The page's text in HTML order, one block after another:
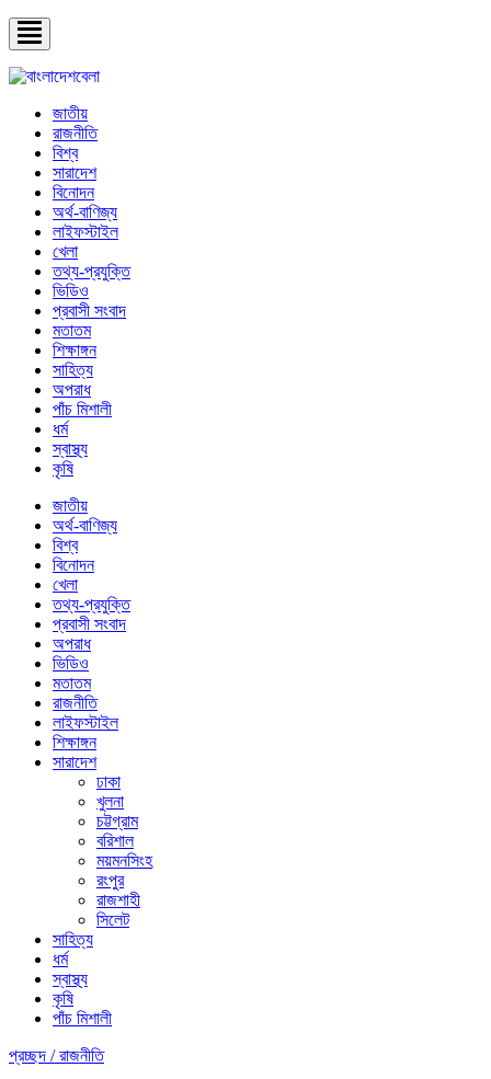
জাতীয়
রাজনীতি
বিশ্ব
সারাদেশ
বিনোদন
অর্থ-বাণিজ্য
লাইফস্টাইল
খেলা
তথ্য-প্রযুক্তি
ভিডিও
প্রবাসী সংবাদ
মতাতম
শিক্ষাঙ্গন
সাহিত্য
অপরাধ
পাঁচ মিশালী
ধর্ম
স্বাস্থ্য
কৃষি
জাতীয়
অর্থ-বাণিজ্য
বিশ্ব
বিনোদন
খেলা
তথ্য-প্রযুক্তি
প্রবাসী সংবাদ
অপরাধ
ভিডিও
মতাতম
রাজনীতি
লাইফস্টাইল
শিক্ষাঙ্গন
সারাদেশ
ঢাকা
খুলনা
চট্টগ্রাম
বরিশাল
ময়মনসিংহ
রংপুর
রাজশাহী
সিলেট
সাহিত্য
ধর্ম
স্বাস্থ্য
কৃষি
পাঁচ মিশালী
প্রচ্ছদ /রাজনীতি